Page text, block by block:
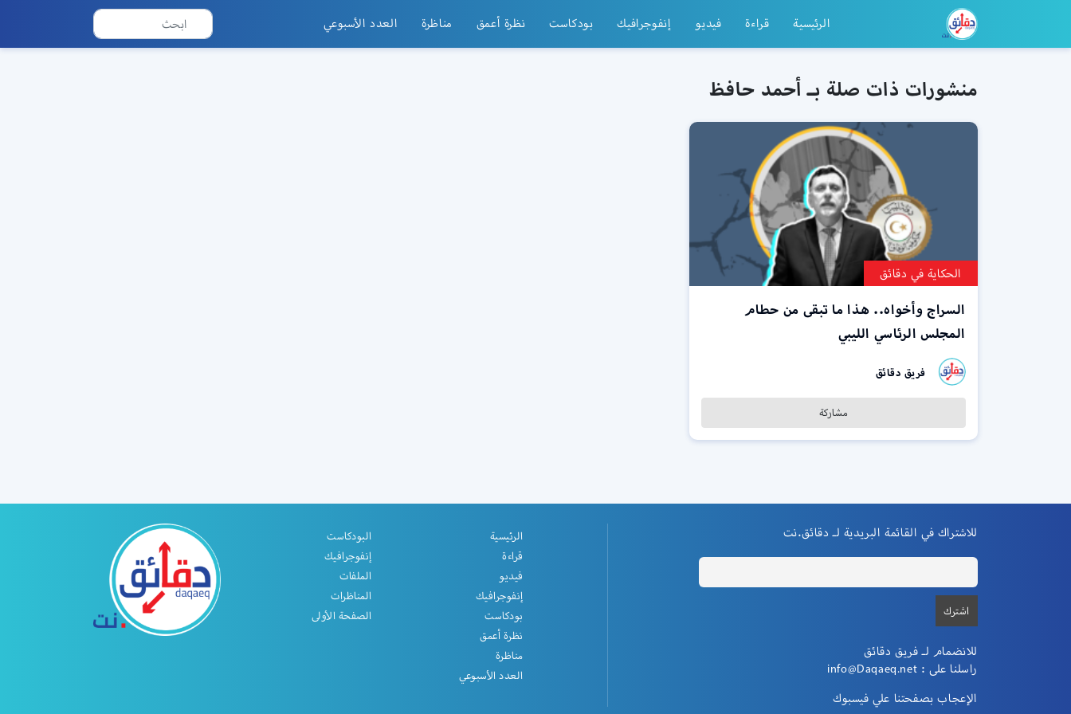
الرئيسية قراءة فيديو إنفوجرافيك بودكاست نظرة أعمق مناظرة العدد الأسبوعي
منشورات ذات صلة بـ أحمد حافظ
الحكاية في دقائق
السراج وأخواه.. هذا ما تبقى من حطام
المجلس الرئاسي الليبي
فريق دقائق
مشاركة
للاشتراك في القائمة البريدية لـ دقائق.نت
للانضمام لـ فريق دقائق
راسلنا على : info@Daqaeq.net
الإعجاب بصفحتنا علي فيسبوك
الرئيسية
قراءة
فيديو
إنفوجرافيك
بودكاست
نظرة أعمق
مناظرة
العدد الأسبوعي
البودكاست
إنفوجرافيك
الملفات
المناظرات
الصفحة الأولى